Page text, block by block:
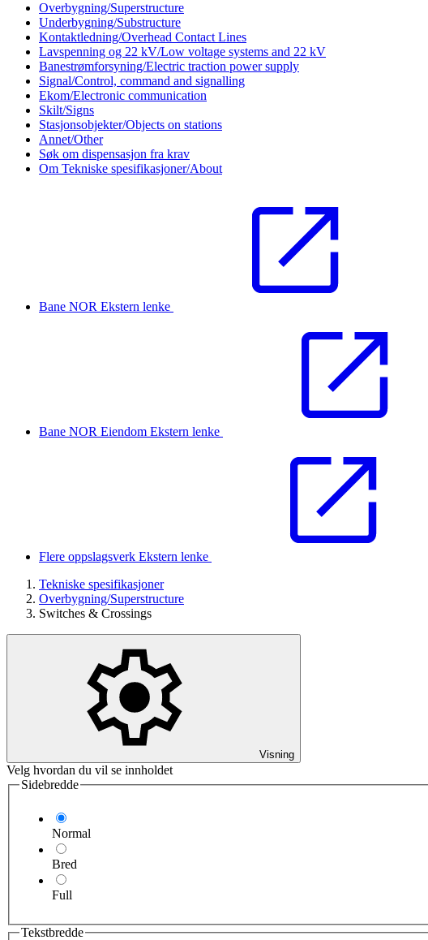
Overbygning/Superstructure
Underbygning/Substructure
Kontaktledning/Overhead Contact Lines
Lavspenning og 22 kV/Low voltage systems and 22 kV
Banestrømforsyning/Electric traction power supply
Signal/Control, command and signalling
Ekom/Electronic communication
Skilt/Signs
Stasjonsobjekter/Objects on stations
Annet/Other
Søk om dispensasjon fra krav
Om Tekniske spesifikasjoner/About
Bane NOR Ekstern lenke
Bane NOR Eiendom Ekstern lenke
Flere oppslagsverk Ekstern lenke
Tekniske spesifikasjoner
Overbygning/Superstructure
Switches & Crossings
Visning
Velg hvordan du vil se innholdet
Sidebredde
Normal
Bred
Full
Tekstbredde